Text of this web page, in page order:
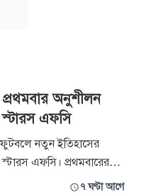
প্রথমবার অনুশীলন
এফসি
ফুটবলে নতুন ইতিহাসের
স্টারস এফসি। প্রথমবারের
চ্যাম্পিয়ন্স লিগের মঞ্চে
৭ ঘণ্টা আগে